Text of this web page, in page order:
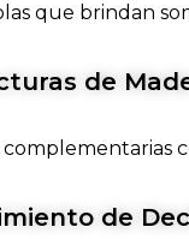
que brindan
de
de